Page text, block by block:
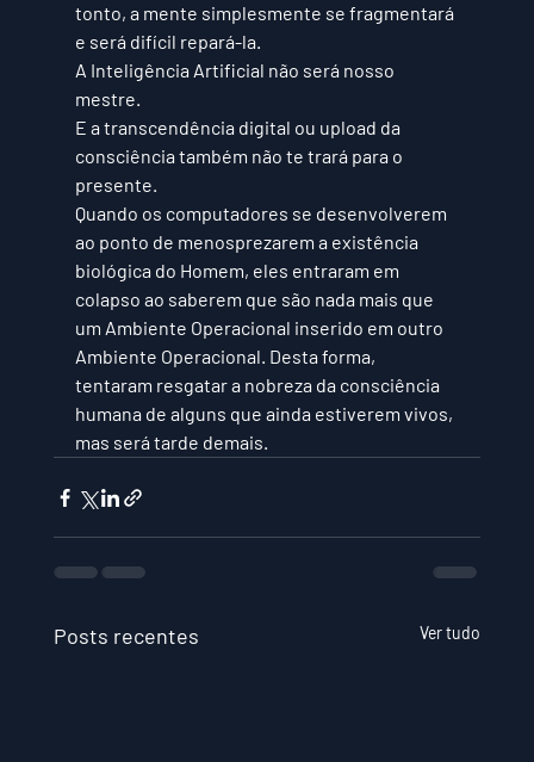
tonto, a mente simplesmente se fragmentará
e será difícil repará-la.
A Inteligência Artificial não será nosso
mestre.
E a transcendência digital ou upload da
consciência também não te trará para o
presente.
Quando os computadores se desenvolverem
ao ponto de menosprezarem a existência
biológica do Homem, eles entraram em
colapso ao saberem que são nada mais que
um Ambiente Operacional inserido em outro
Ambiente Operacional. Desta forma,
tentaram resgatar a nobreza da consciência
humana de alguns que ainda estiverem vivos,
mas será tarde demais.
Posts recentes Ver tudo